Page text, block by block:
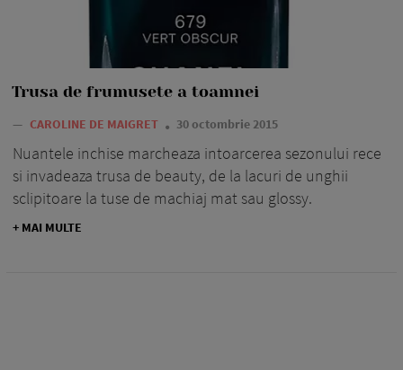
Trusa de frumusete a toamnei
— CAROLINE DE MAIGRET 30 octombrie 2015
Nuantele inchise marcheaza intoarcerea sezonului rece
si invadeaza trusa de beauty, de la lacuri de unghii
sclipitoare la tuse de machiaj mat sau glossy.
+ MAI MULTE